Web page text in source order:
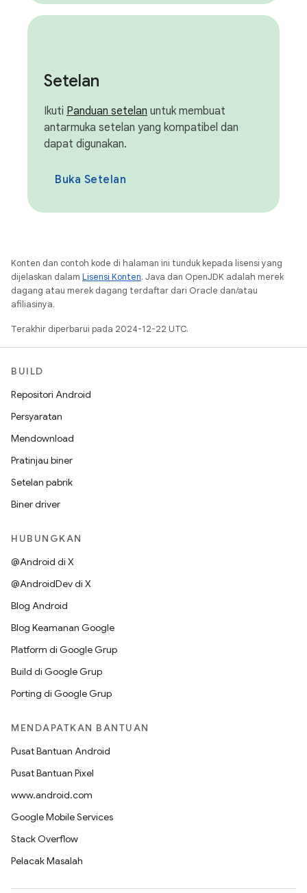
Setelan
Ikuti Panduan setelan untuk membuat
antarmuka setelan yang kompatibel dan
dapat digunakan.
Buka Setelan
Konten dan contoh kode di halaman ini tunduk kepada lisensi yang
dijelaskan dalam Lisensi Konten. Java dan OpenJDK adalah merek
dagang atau merek dagang terdaftar dari Oracle dan/atau
afiliasinya.
Terakhir diperbarui pada 2024-12-22 UTC.
BUILD
Repositori Android
Persyaratan
Mendownload
Pratinjau biner
Setelan pabrik
Biner driver
HUBUNGKAN
@Android di X
@AndroidDev di X
Blog Android
Blog Keamanan Google
Platform di Google Grup
Build di Google Grup
Porting di Google Grup
MENDAPATKAN BANTUAN
Pusat Bantuan Android
Pusat Bantuan Pixel
www.android.com
Google Mobile Services
Stack Overflow
Pelacak Masalah